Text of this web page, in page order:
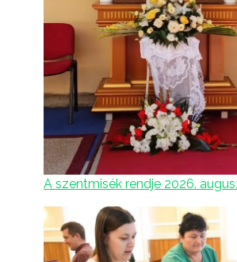
A szentmisék rendje 2026.